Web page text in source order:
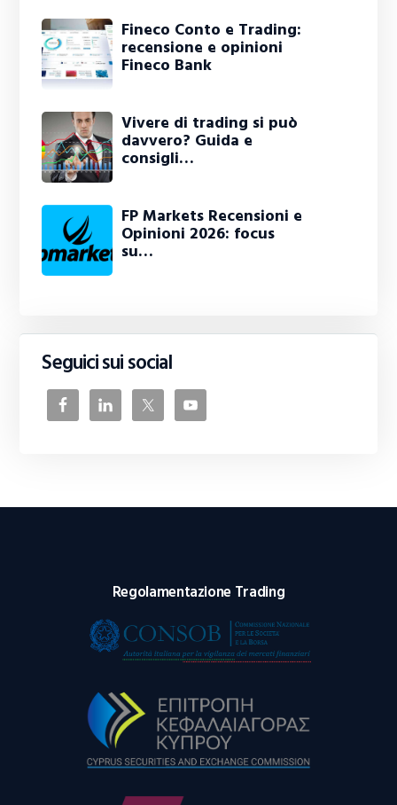
Fineco Conto e Trading:
recensione e opinioni
Fineco Bank
Vivere di trading si può
davvero? Guida e
consigli…
FP Markets Recensioni e
Opinioni 2026: focus
su…
Seguici sui social
Regolamentazione Trading